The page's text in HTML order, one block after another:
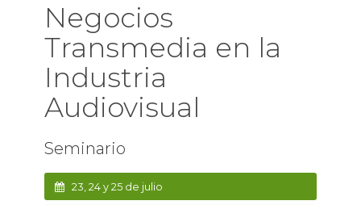
Negocios
Transmedia en la
Industria
Audiovisual
Seminario
23, 24 y 25 de julio